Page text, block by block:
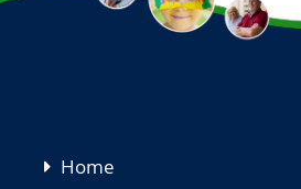
Navigation
Home